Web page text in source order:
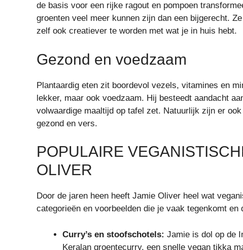
de basis voor een rijke ragout en pompoen
groenten veel meer kunnen zijn dan een bijgerecht.
zelf ook creatiever te worden met wat je in huis hebt.
Gezond en voedzaam
Plantaardig eten zit boordevol vezels, vitamines en
lekker, maar ook voedzaam. Hij besteedt aandacht
volwaardige maaltijd op tafel zet. Natuurlijk zijn er
gezond en vers.
POPULAIRE
OLIVER
Door de jaren heen heeft Jamie Oliver heel wat
categorieën en voorbeelden die je vaak tegenkomt
Curry’s en stoofschotels: Jamie is dol op de
Keralan groentecurry, een snelle vegan tikka